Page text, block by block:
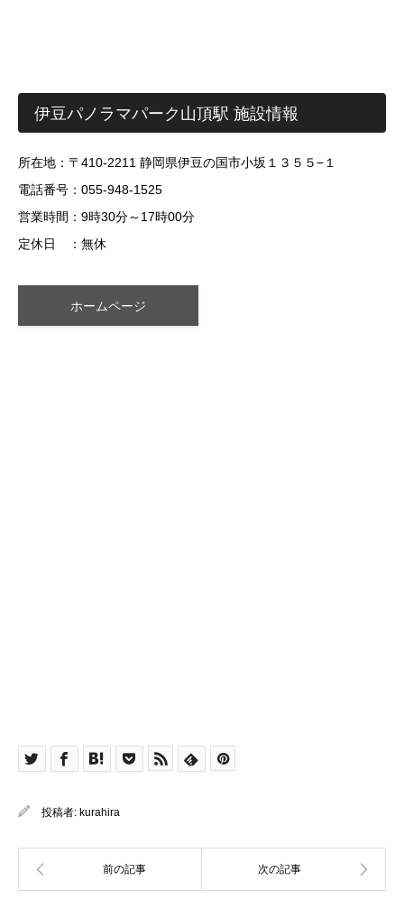
伊豆パノラマパーク山頂駅 施設情報
所在地：〒410-2211 静岡県伊豆の国市小坂１３５５−１
電話番号：055-948-1525
営業時間：9時30分～17時00分
定休日 ：無休
ホームページ
投稿者: kurahira